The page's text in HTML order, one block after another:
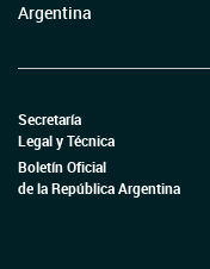
Argentina
Secretaría
Legal y Técnica
Boletín Oficial
de la República Argentina